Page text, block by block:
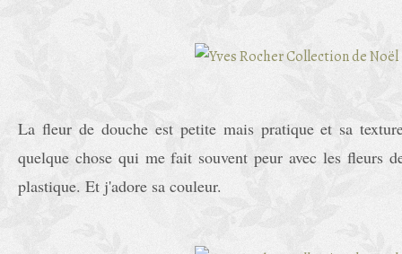
La fleur de douche est petite mais pratique et sa
quelque chose qui me fait souvent peur avec les fleurs
plastique. Et j'adore sa couleur.